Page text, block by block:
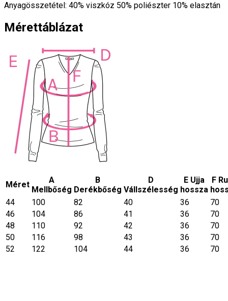
Anyagösszetétel: 40% viszkóz 50% poliészter 10% elasztán
Mérettáblázat
Méret
A
Mellbőség
B
Derékbőség
D
Vállszélesség
E Ujja
hossza
F
44
100 82 40 36
70
46
104 86 41 36
70
48
110 92 42 36
70
50
116 98 43 36
70
52
122 104 44 36 70